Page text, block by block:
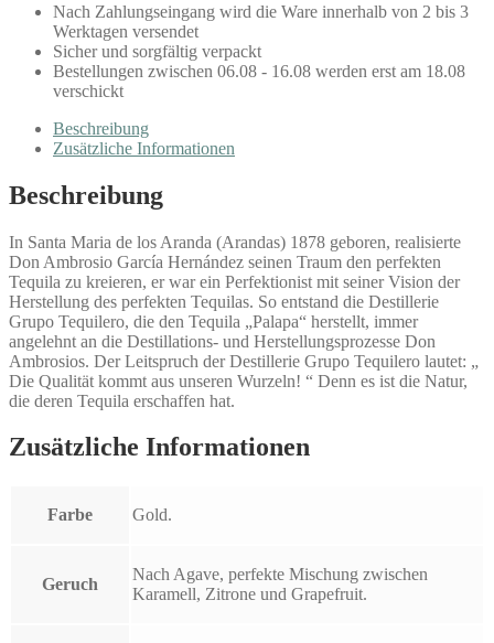
Nach Zahlungseingang wird die Ware innerhalb von 2 bis 3
Werktagen versendet
Sicher und sorgfältig verpackt
Bestellungen zwischen 06.08 - 16.08 werden erst am 18.08
verschickt
Beschreibung
Zusätzliche Informationen
Beschreibung
In Santa Maria de los Aranda (Arandas) 1878 geboren, realisierte
Don Ambrosio García Hernández seinen Traum den perfekten
Tequila zu kreieren, er war ein Perfektionist mit seiner Vision der
Herstellung des perfekten Tequilas. So entstand die Destillerie
Grupo Tequilero, die den Tequila „Palapa“ herstellt, immer
angelehnt an die Destillations- und Herstellungsprozesse Don
Ambrosios. Der Leitspruch der Destillerie Grupo Tequilero lautet: „
Die Qualität kommt aus unseren Wurzeln! “ Denn es ist die Natur,
die deren Tequila erschaffen hat.
Zusätzliche Informationen
Farbe Gold.
Geruch
Nach Agave, perfekte Mischung zwischen
Karamell, Zitrone und Grapefruit.